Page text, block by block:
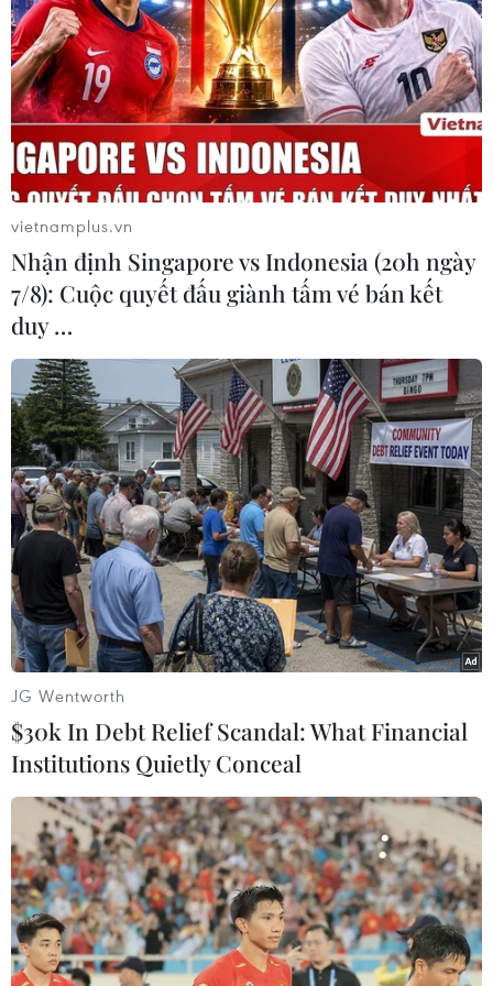
Đảo chính tại Thái Lan không ảnh hưởng
quan hệ quốc tế
22/05/2014 11:20
Tư lệnh Lục quân Thái Lan Prayut Chan-O-Cha ngày
22/5 tuyên bố việc quân đội nước này tiếp quản quyền
lực sẽ không ảnh hưởng tới các mối quan hệ quốc tế.
vietnamplus.vn
Nhận định Singapore vs Indonesia (20h ngày
7/8): Cuộc quyết đấu giành tấm vé bán kết
duy …
JG Wentworth
$30k In Debt Relief Scandal: What Financial
Institutions Quietly Conceal